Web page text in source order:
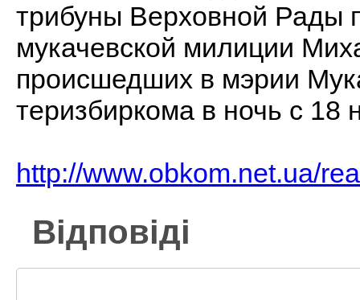
трибуны Верховной Рады
мукачевской милиции
происшедших в мэрии
теризбиркома в ночь с 18
http://www.obkom.net.ua/
Відповіді